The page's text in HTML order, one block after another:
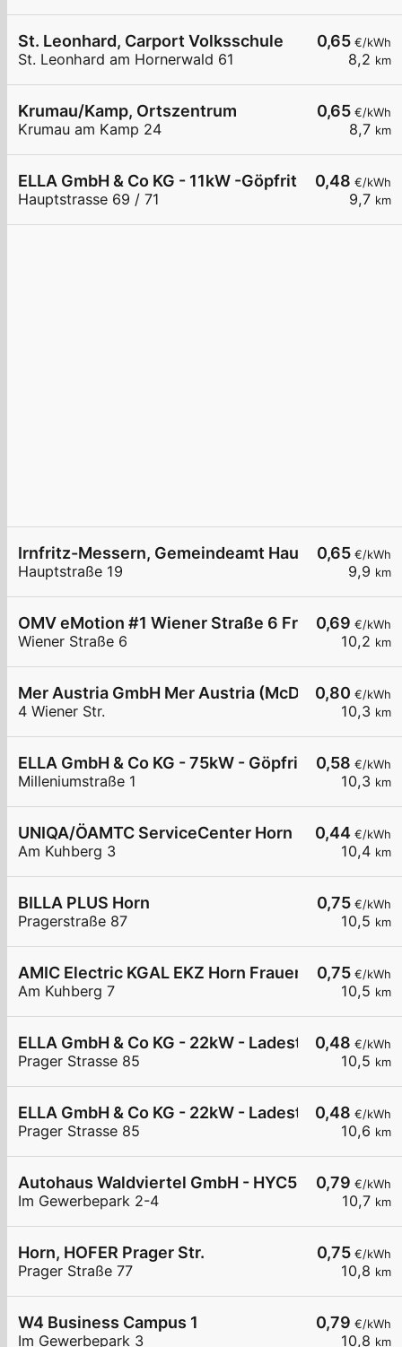
0,65 €/kWh
8,2 km
St. Leonhard, Carport Volksschule
St. Leonhard am Hornerwald 61
0,65 €/kWh
8,7 km
Krumau/Kamp, Ortszentrum
Krumau am Kamp 24
0,48 €/kWh
9,7 km
ELLA GmbH & Co KG - 11kW -Göpfritz Nah &
Hauptstrasse 69 / 71
0,65 €/kWh
9,9 km
Irnfritz-Messern, Gemeindeamt Hauptstr.
Hauptstraße 19
0,69 €/kWh
10,2 km
OMV eMotion #1 Wiener Straße 6 Frauenhofen
Wiener Straße 6
0,80 €/kWh
10,3 km
Mer Austria GmbH Mer Austria (McD) -
4 Wiener Str.
0,58 €/kWh
10,3 km
ELLA GmbH & Co KG - 75kW - Göpfritz Firma
Milleniumstraße 1
0,44 €/kWh
10,4 km
UNIQA/ÖAMTC ServiceCenter Horn
Am Kuhberg 3
0,75 €/kWh
10,5 km
BILLA PLUS Horn
Pragerstraße 87
0,75 €/kWh
10,5 km
AMIC Electric KGAL EKZ Horn Frauenhofen Am
Am Kuhberg 7
0,48 €/kWh
10,5 km
ELLA GmbH & Co KG - 22kW - Ladestation Horn
Prager Strasse 85
0,48 €/kWh
10,6 km
ELLA GmbH & Co KG - 22kW - Ladestation Horn
Prager Strasse 85
0,79 €/kWh
10,7 km
Autohaus Waldviertel GmbH - HYC50
Im Gewerbepark 2-4
0,75 €/kWh
10,8 km
Horn, HOFER Prager Str.
Prager Straße 77
0,79 €/kWh
10,8 km
W4 Business Campus 1
Im Gewerbepark 3